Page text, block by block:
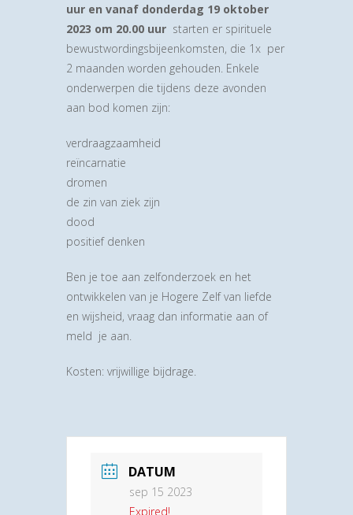
uur en vanaf donderdag 19 oktober
2023 om 20.00 uur starten er spirituele
bewustwordingsbijeenkomsten, die 1x per
2 maanden worden gehouden. Enkele
onderwerpen die tijdens deze avonden
aan bod komen zijn:
verdraagzaamheid
reïncarnatie
dromen
de zin van ziek zijn
dood
positief denken
Ben je toe aan zelfonderzoek en het
ontwikkelen van je Hogere Zelf van liefde
en wijsheid, vraag dan informatie aan of
meld je aan.
Kosten: vrijwillige bijdrage.
DATUM
sep 15 2023
Expired!